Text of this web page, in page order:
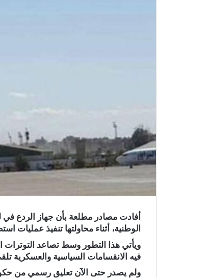
أفادت مصادر مطلعة بأن جهاز الردع
الوطنية، أثناء محاولتها تنفيذ
ويأتي هذا التطور وسط تصاعد التوترات
فيه الانقسامات السياسية والعسكرية
ولم يصدر حتى الآن تعليق رسمي من